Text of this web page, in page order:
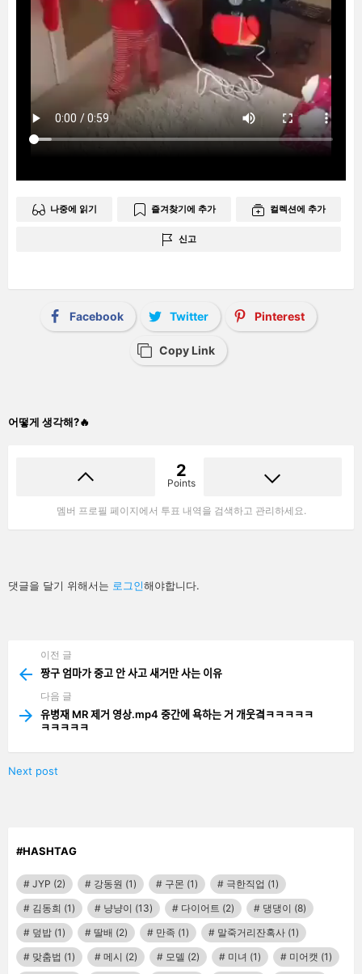
나중에 읽기 즐겨찾기에 추가 컬렉션에 추가
신고
Facebook Twitter Pinterest
Copy Link
어떻게 생각해?🔥
2
Points
멤버 프로필 페이지에서 투표 내역을 검색하고 관리하세요.
답
글
댓글을 달기 위해서는 로그인해야합니다.
more
이전 글
짱구 엄마가 중고 안 사고 새거만 사는 이유
다음 글
유병재 MR 제거 영상.mp4 중간에 욕하는 거 개웃곀ㅋㅋㅋㅋㅋ
ㅋㅋㅋㅋㅋ
Next post
#HASHTAG
JYP (2) 강동원 (1) 구몬 (1) 극한직업 (1)
김동희 (1) 냥냥이 (13) 다이어트 (2) 댕댕이 (8)
덮밥 (1) 딸배 (2) 만족 (1) 말죽거리잔혹사 (1)
맞춤법 (1) 메시 (2) 모델 (2) 미녀 (1) 미어캣 (1)